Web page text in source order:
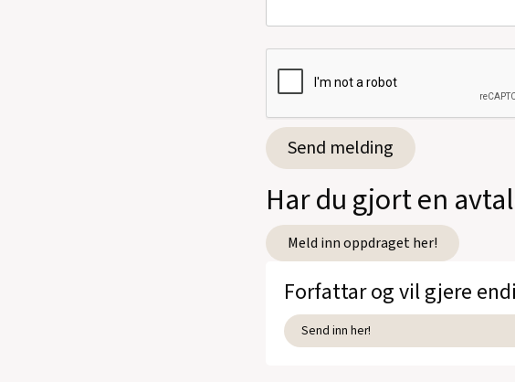
Om natten(Cappelen
Nattsyn(Cappelen Damm,
Hva handler den om?
Det krokete sporet
Alfabetfesten (Cappelen
Den krokete kanalen(Jippi
Søppel(Gyldendal Norsk
Den krokete kniv
Har du gjort en
Meld inn oppdraget her!
Forfattar og vil gjere
Send inn her!